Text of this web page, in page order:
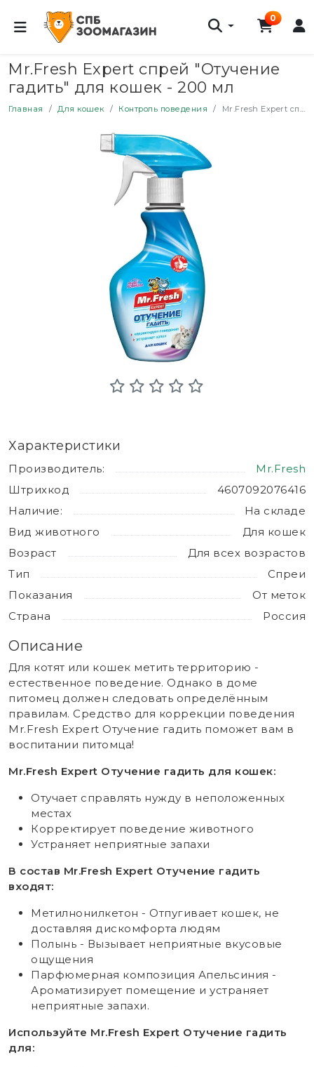
0
Mr.Fresh Expert спрей "Отучение
гадить" для кошек - 200 мл
Главная Для кошек Контроль поведения Mr.Fresh Expert спрей "Отучение гадить" для кошек - 200 мл
Характеристики
Производитель:
Mr.Fresh
Штрихкод
4607092076416
Наличие:
На складе
Вид животного
Для кошек
Возраст
Для всех возрастов
Тип
Спреи
Показания
От меток
Страна
Россия
Описание
Для котят или кошек метить территорию -
естественное поведение. Однако в доме
питомец должен следовать определённым
правилам. Средство для коррекции поведения
Mr.Fresh Expert Отучение гадить поможет вам в
воспитании питомца!
Mr.Fresh Expert Отучение гадить для кошек:
Отучает справлять нужду в неположенных
местах
Корректирует поведение животного
Устраняет неприятные запахи
В состав Mr.Fresh Expert Отучение гадить
входят:
Метилнонилкетон - Отпугивает кошек, не
доставляя дискомфорта людям
Полынь - Вызывает неприятные вкусовые
ощущения
Парфюмерная композиция Апельсиния -
Ароматизирует помещение и устраняет
неприятные запахи.
Используйте Mr.Fresh Expert Отучение гадить
для: